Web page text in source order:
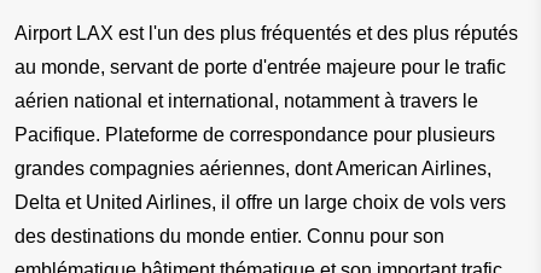
Airport LAX est l'un des plus fréquentés et des plus réputés
au monde, servant de porte d'entrée majeure pour le trafic
aérien national et international, notamment à travers le
Pacifique. Plateforme de correspondance pour plusieurs
grandes compagnies aériennes, dont American Airlines,
Delta et United Airlines, il offre un large choix de vols vers
des destinations du monde entier. Connu pour son